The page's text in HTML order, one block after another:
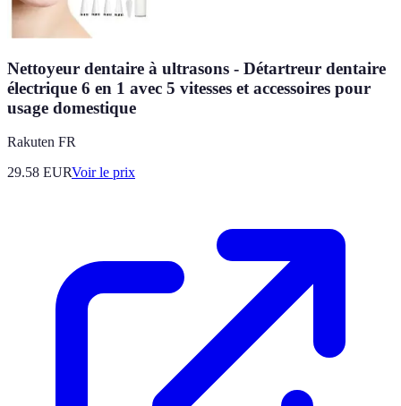
Nettoyeur dentaire à ultrasons - Détartreur dentaire
électrique 6 en 1 avec 5 vitesses et accessoires pour
usage domestique
Rakuten FR
29.58 EURVoir le prix